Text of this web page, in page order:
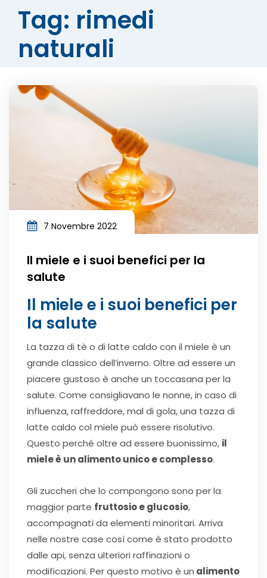
Tag: rimedi
naturali
7 Novembre 2022
Il miele e i suoi benefici per la
salute
Il miele e i suoi benefici per
la salute
La tazza di tè o di latte caldo con il miele è un
grande classico dell’inverno. Oltre ad essere un
piacere gustoso è anche un toccasana per la
salute. Come consigliavano le nonne, in caso di
influenza, raffreddore, mal di gola, una tazza di
latte caldo col miele può essere risolutivo.
Questo perché oltre ad essere buonissimo, il
miele è un alimento unico e complesso.
Gli zuccheri che lo compongono sono per la
maggior parte fruttosio e glucosio,
accompagnati da elementi minoritari. Arriva
nelle nostre case così come è stato prodotto
dalle api, senza ulteriori raffinazioni o
modificazioni. Per questo motivo è un alimento